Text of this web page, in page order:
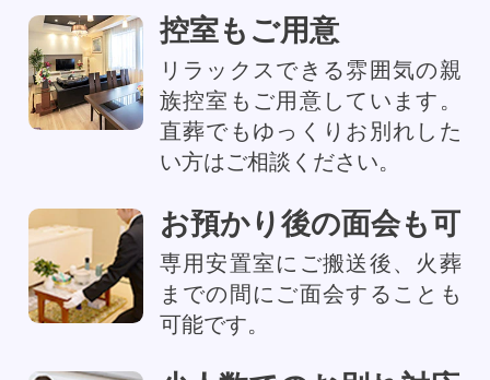
控室もご用意
リラックスできる雰囲気の親
族控室もご用意しています。
直葬でもゆっくりお別れした
い方はご相談ください。
お預かり後の面会も可
専用安置室にご搬送後、火葬
までの間にご面会することも
可能です。